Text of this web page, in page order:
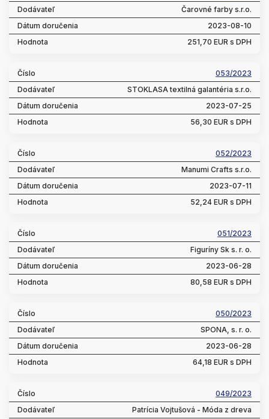
Čarovné farby s.r.o.
2023-08-10
251,70 EUR s DPH
053/2023
STOKLASA textilná galantéria s.r.o.
2023-07-25
56,30 EUR s DPH
052/2023
Manumi Crafts s.r.o.
2023-07-11
52,24 EUR s DPH
051/2023
Figuríny Sk s. r. o.
2023-06-28
80,58 EUR s DPH
050/2023
SPONA, s. r. o.
2023-06-28
64,18 EUR s DPH
049/2023
Patrícia Vojtušová - Móda z dreva